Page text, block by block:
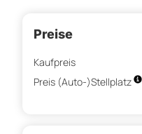
Preise
Kaufpreis
Preis (Auto-)Stellplatz